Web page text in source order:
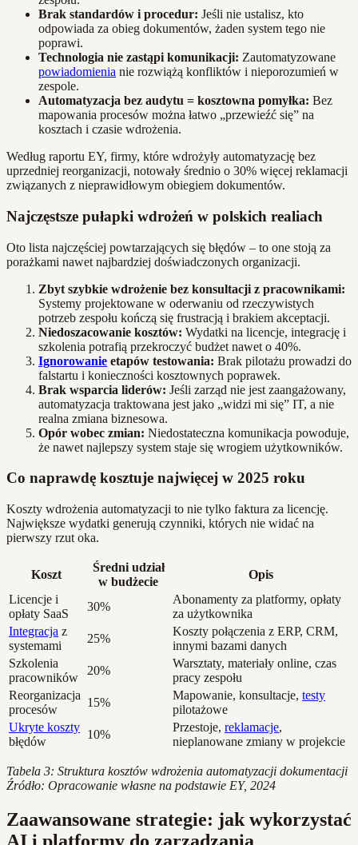
Brak standardów i procedur: Jeśli nie ustalisz, kto
odpowiada za obieg dokumentów, żaden system tego nie
poprawi.
Technologia nie zastąpi komunikacji: Zautomatyzowane
powiadomienia nie rozwiążą konfliktów i nieporozumień w
zespole.
Automatyzacja bez audytu = kosztowna pomyłka: Bez
mapowania procesów można łatwo „przewieźć się” na
kosztach i czasie wdrożenia.
Według raportu EY, firmy, które wdrożyły automatyzację bez
uprzedniej reorganizacji, notowały średnio o 30% więcej reklamacji
związanych z nieprawidłowym obiegiem dokumentów.
Najczęstsze pułapki wdrożeń w polskich realiach
Oto lista najczęściej powtarzających się błędów – to one stoją za
porażkami nawet najbardziej doświadczonych organizacji.
Zbyt szybkie wdrożenie bez konsultacji z pracownikami:
Systemy projektowane w oderwaniu od rzeczywistych
potrzeb zespołu kończą się frustracją i brakiem akceptacji.
Niedoszacowanie kosztów: Wydatki na licencje, integrację i
szkolenia potrafią przekroczyć budżet nawet o 40%.
Ignorowanie etapów testowania: Brak pilotażu prowadzi do
falstartu i konieczności kosztownych poprawek.
Brak wsparcia liderów: Jeśli zarząd nie jest zaangażowany,
automatyzacja traktowana jest jako „widzi mi się” IT, a nie
realna zmiana biznesowa.
Opór wobec zmian: Niedostateczna komunikacja powoduje,
że nawet najlepszy system staje się wrogiem użytkowników.
Co naprawdę kosztuje najwięcej w 2025 roku
Koszty wdrożenia automatyzacji to nie tylko faktura za licencję.
Największe wydatki generują czynniki, których nie widać na
pierwszy rzut oka.
Koszt
Średni udział
w budżecie
Opis
Licencje i
opłaty SaaS
30%
Abonamenty za platformy, opłaty
za użytkownika
Integracja z
systemami
25%
Koszty połączenia z ERP, CRM,
innymi bazami danych
Szkolenia
pracowników
20%
Warsztaty, materiały online, czas
pracy zespołu
Reorganizacja
procesów
15%
Mapowanie, konsultacje, testy
pilotażowe
Ukryte koszty
błędów
10%
Przestoje, reklamacje,
nieplanowane zmiany w projekcie
Tabela 3: Struktura kosztów wdrożenia automatyzacji dokumentacji
Źródło: Opracowanie własne na podstawie EY, 2024
Zaawansowane strategie: jak wykorzystać